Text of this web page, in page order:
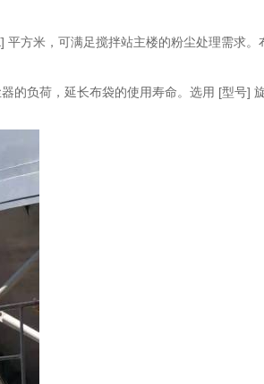
方米，可满足搅拌站主楼的粉尘处理需求。
的负荷，延长布袋的使用寿命。选用 [型号]